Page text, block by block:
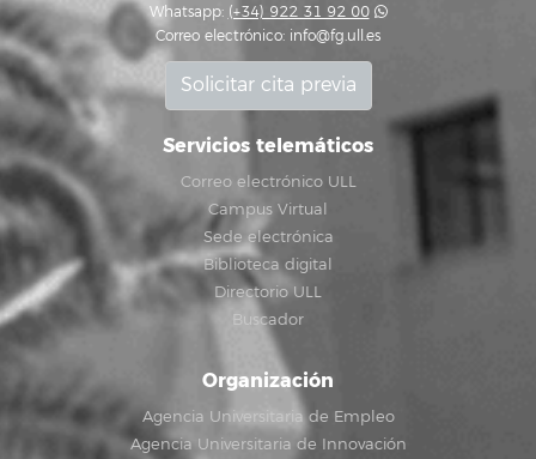
Whatsapp: (+34) 922 31 92 00
Correo electrónico: info@fg.ull.es
Solicitar cita previa
Servicios telemáticos
Correo electrónico ULL
Campus Virtual
Sede electrónica
Biblioteca digital
Directorio ULL
Buscador
Organización
Agencia Universitaria de Empleo
Agencia Universitaria de Innovación